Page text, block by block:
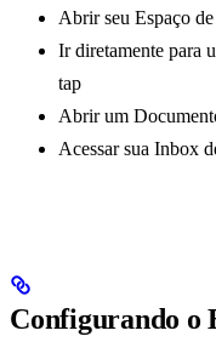
Abrir seu Espaço
Ir diretamente para
tap
Abrir um
Acessar sua Inbox
Configurando o